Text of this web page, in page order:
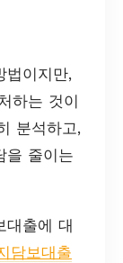
법이지만,
하는 것이
분석하고,
을 줄이는
대출에 대
담보대출